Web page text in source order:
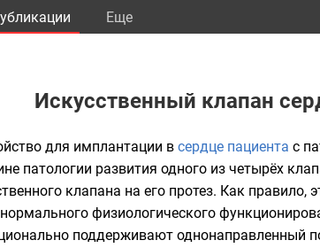
Eще
Искусственный клапан
для имплантации в сердце пациента с
патологии развития одного из четырёх
клапана на его протез. Как правило,
физиологического
поддерживают однонаправленный